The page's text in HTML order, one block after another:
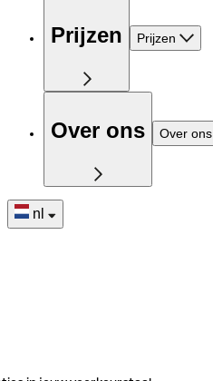
Prijzen Prijzen
Over ons Over ons
nl